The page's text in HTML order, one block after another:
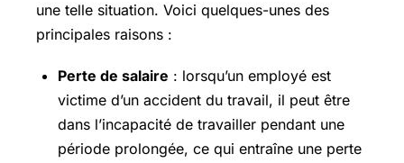
une telle situation. Voici quelques-unes des
principales raisons :
Perte de salaire : lorsqu’un employé est
victime d’un accident du travail, il peut être
dans l’incapacité de travailler pendant une
période prolongée, ce qui entraîne une perte